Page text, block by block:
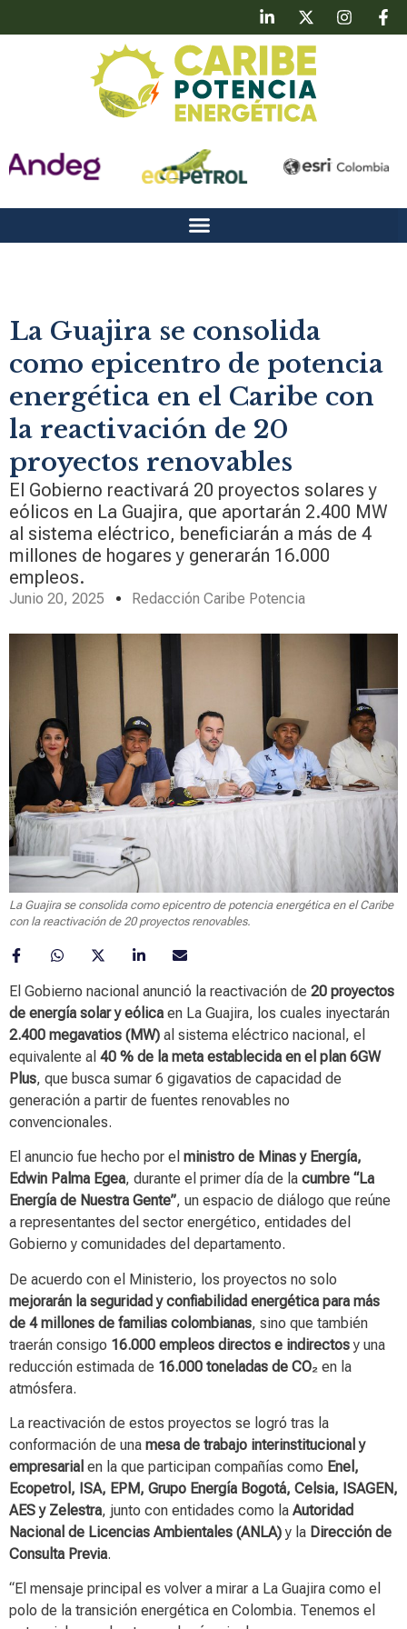
La Guajira se consolida
como epicentro de potencia
energética en el Caribe con
la reactivación de 20
proyectos renovables
El Gobierno reactivará 20 proyectos solares y
eólicos en La Guajira, que aportarán 2.400 MW
al sistema eléctrico, beneficiarán a más de 4
millones de hogares y generarán 16.000
empleos.
Junio 20, 2025 Redacción Caribe Potencia
La Guajira se consolida como epicentro de potencia energética en el Caribe
con la reactivación de 20 proyectos renovables.
El Gobierno nacional anunció la reactivación de 20 proyectos
de energía solar y eólica en La Guajira, los cuales inyectarán
2.400 megavatios (MW) al sistema eléctrico nacional, el
equivalente al 40 % de la meta establecida en el plan 6GW
Plus, que busca sumar 6 gigavatios de capacidad de
generación a partir de fuentes renovables no
convencionales.
El anuncio fue hecho por el ministro de Minas y Energía,
Edwin Palma Egea, durante el primer día de la cumbre “La
Energía de Nuestra Gente”, un espacio de diálogo que reúne
a representantes del sector energético, entidades del
Gobierno y comunidades del departamento.
De acuerdo con el Ministerio, los proyectos no solo
mejorarán la seguridad y confiabilidad energética para más
de 4 millones de familias colombianas, sino que también
traerán consigo 16.000 empleos directos e indirectosy una
reducción estimada de 16.000 toneladas de CO₂ en la
atmósfera.
La reactivación de estos proyectos se logró tras la
conformación de una mesa de trabajo interinstitucional y
empresarial en la que participan compañías como Enel,
Ecopetrol, ISA, EPM, Grupo Energía Bogotá, Celsia, ISAGEN,
AES y Zelestra, junto con entidades como la Autoridad
Nacional de Licencias Ambientales (ANLA)y la Dirección de
Consulta Previa.
“El mensaje principal es volver a mirar a La Guajira como el
polo de la transición energética en Colombia. Tenemos el